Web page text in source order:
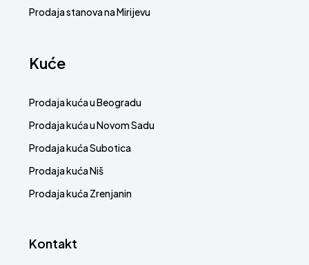
Prodaja stanova na Mirijevu
Kuće
Prodaja kuća u Beogradu
Prodaja kuća u Novom Sadu
Prodaja kuća Subotica
Prodaja kuća Niš
Prodaja kuća Zrenjanin
Kontakt